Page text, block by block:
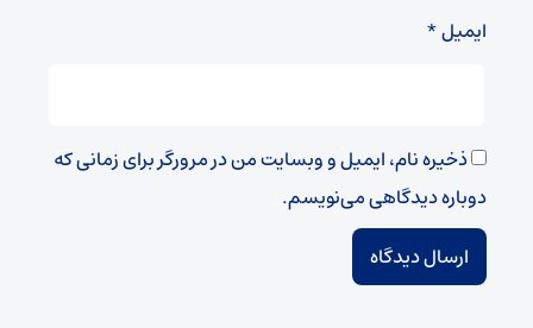
ایمیل*
ذخیره نام، ایمیل و وبسایت من در مرورگر برای زمانی که
دوباره دیدگاهی می‌نویسم.